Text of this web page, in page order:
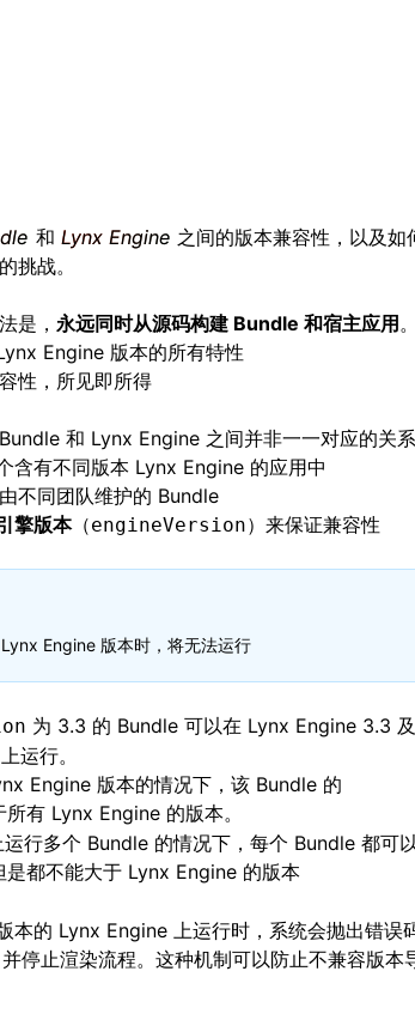
the full documentation bundle is
和 Lynx Engine 之间的版本兼容性，以及如
挑战。
是， 永远同时从源码构建 Bundle 和宿主应用 。
Engine 版本的所有特性
性，所见即所得
和 Lynx Engine 之间并非一一对应的关系
含有不同版本 Lynx Engine 的应用中
不同团队维护的 Bundle
擎版本（engineVersion）来保证兼容性
Engine 版本时，将无法运行
为 3.3 的 Bundle 可以在 Lynx Engine 3.3
运行。
Engine 版本的情况下，该 Bundle 的
所有 Lynx Engine 的版本。
行多个 Bundle 的情况下，每个 Bundle 都可
是都不能大于 Lynx Engine 的版本
本的 Lynx Engine 上运行时，系统会抛出错误
停止渲染流程。这种机制可以防止不兼容版本